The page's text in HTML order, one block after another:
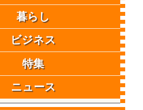
暮らし
ビジネス
特集
ニュース